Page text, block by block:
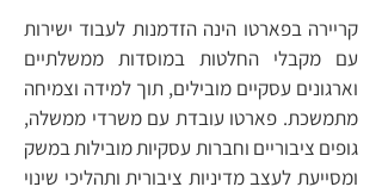
קריירה בפארטו הינה הזדמנות לעבוד ישירות
עם מקבלי החלטות במוסדות ממשלתיים
וארגונים עסקיים מובילים, תוך למידה וצמיחה
מתמשכת. פארטו עובדת עם משרדי ממשלה,
גופים ציבוריים וחברות עסקיות מובילות במשק
ומסייעת לעצב מדיניות ציבורית ותהליכי שינוי